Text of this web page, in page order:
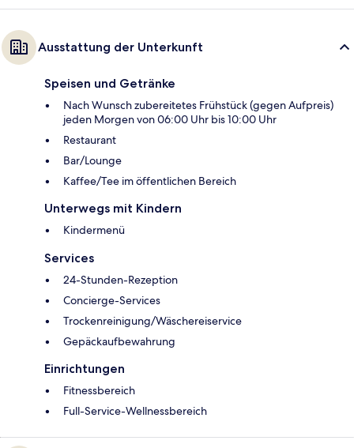
Ausstattung der Unterkunft
Speisen und Getränke
Nach Wunsch zubereitetes Frühstück (gegen Aufpreis)
jeden Morgen von 06:00 Uhr bis 10:00 Uhr
Restaurant
Bar/Lounge
Kaffee/Tee im öffentlichen Bereich
Unterwegs mit Kindern
Kindermenü
Services
24-Stunden-Rezeption
Concierge-Services
Trockenreinigung/Wäschereiservice
Gepäckaufbewahrung
Einrichtungen
Fitnessbereich
Full-Service-Wellnessbereich